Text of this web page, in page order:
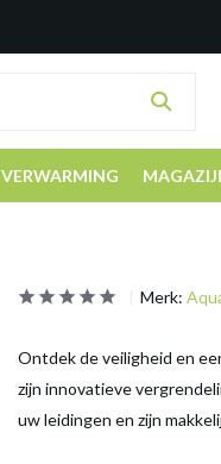
VERWARMING
Merk:
Ontdek de veiligheid en
zijn innovatieve
uw leidingen en zijn